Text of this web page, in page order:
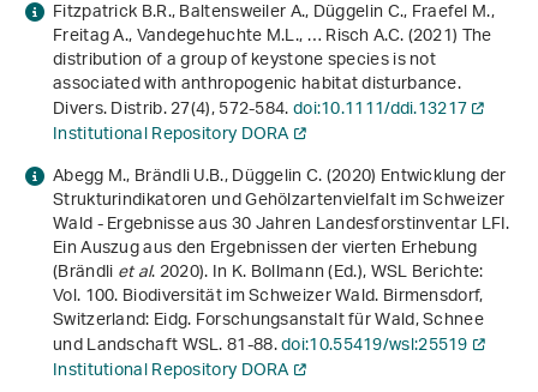
Fitzpatrick B.R., Baltensweiler A., Düggelin C., Fraefel M.,
Freitag A., Vandegehuchte M.L., … Risch A.C. (2021) The
distribution of a group of keystone species is not
associated with anthropogenic habitat disturbance.
Divers. Distrib.27(4), 572-584.doi:10.1111/ddi.13217
Institutional Repository DORA
Abegg M., Brändli U.B., Düggelin C. (2020)Entwicklung der
Strukturindikatoren und Gehölzartenvielfalt im Schweizer
Wald - Ergebnisse aus 30 Jahren Landesforstinventar LFI.
Ein Auszug aus den Ergebnissen der vierten Erhebung
(Brändliet al. 2020). In K. Bollmann (Ed.),WSL Berichte:
Vol. 100.Biodiversität im Schweizer Wald. Birmensdorf,
Switzerland: Eidg. Forschungsanstalt für Wald, Schnee
und Landschaft WSL. 81-88.doi:10.55419/wsl:25519
Institutional Repository DORA